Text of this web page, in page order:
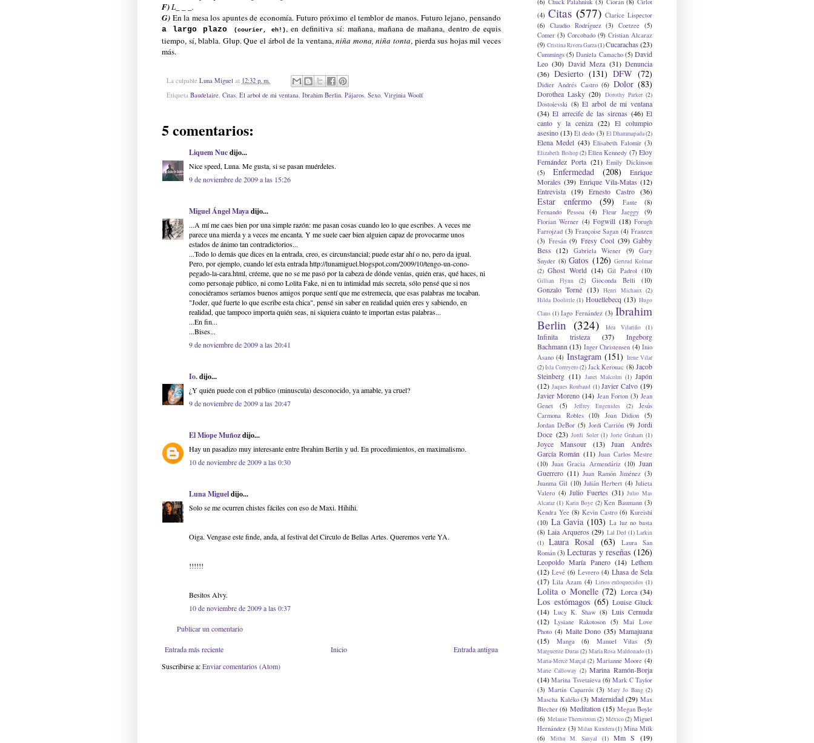
F)L_ _ _.
G) En la mesa los apuntes de economía. Futuro próximo el temblor de manos. Futuro lejano, pensando
a largo plazo (courier, eh!), en definitiva sí: mañana, mañana de mañana, dentro de equis
tiempo, sí, blabla. Glup. Que el árbol de la ventana,niña mona, niña tonta, pierda sus hojas mil veces
más.
La culpable Luna Miguel at 12:32 p. m.
Etiqueta Baudelaire, Citas, El arbol de mi ventana, Ibrahim Berlin, Pájaros, Sexo, Virginia Woolf
5 comentarios:
Liquem Nucdijo...
Nice speed, Luna. Me gusta, si se pasan muérdeles.
9 de noviembre de 2009 a las 15:26
Miguel Ángel Mayadijo...
...A mí me caes bien por una simple razón: me pasan cosas cuando leo lo que escribes. A veces me
parece una mierda y a veces me encanta. Y me suele caer bien alguien capaz de provocarme unos
estados de ánimo tan contradictorios...
...Todo lo demás que dices en la entrada, creo, es circunstancial; puede estar ahí o no, pero da igual.
Pero, por ejemplo, cuando leí esta entrada http://lunamiguel.blogspot.com/2009/10/tengo-un-cono-
pegado-la-cara.html, créeme, que no se me pasó por la cabeza de dónde venías, quién eras, qué haces, ni
como personaje público, ni como Lolita Fake, ni en tu intimidad más secreta, sólo pensé que si nos
conociéramos seríamos buenos amigos porque sentí que me estremecía, que esas palabras me tocaban.
"Joder, qué fuerte lo que escribe esta chica", pensé sin saber en realidad quién eres y sabiendo, en
realidad, que tampoco importa quién seas, ni siquiera cuánto te importan estas palabras...
...En fin...
...Bises...
9 de noviembre de 2009 a las 20:41
Io.dijo...
¿Y quién puede con el público (minuscula) desconocido, ya amable, ya cruel?
9 de noviembre de 2009 a las 20:47
El Miope Muñozdijo...
Hay un pasadizo muy interesante entre Ibrahim Berlín y ud. En procedimientos, en maximalismo.
10 de noviembre de 2009 a las 0:30
Luna Migueldijo...
Solo se me ocurren chistes fáciles con eso de Maxi. Hihihi.
Oiga. Vengase este finde, anda, al festival del Circulo de Bellas Artes. Queremos verte YA.
!!!!!!
Besitos Alvy.
10 de noviembre de 2009 a las 0:37
Publicar un comentario
Entrada más reciente Entrada antigua
Inicio
Suscribirse a:Enviar comentarios (Atom)
(4) Citas (577) Clarice Lispector
(6)
Claudio Rodríguez (3) Coetzee (5)
Comer (3) Corcobado (9) Cristian Alcaraz
(9) Cristina Rivera Garza(1)Cucarachas (23)
Cummings (5) Daniela Camacho (5) David
Leo (30) David Meza (31) Denuncia
(36) Desierto (131) DFW (72)
Didier Andrés Castro (6) Dolor (83)
Dorothea Lasky (20) Dorothy Parker (2)
Dostoievski (8) El arbol de mi ventana
(34) El arrecife de las sirenas (46) El
canto y la ceniza (22) El columpio
asesino(13) El dedo (3) El Dhammapada(2)
Elena Medel (43) Elisabeth Falomir (3)
Elizabeth Bishop(2) Ellen Kennedy (7) Eloy
Fernández Porta (21) Emily Dickinson
(5)
Enfermedad (208)
Enrique
Morales (39) Enrique Vila-Matas (12)
Entrevista (19) Ernesto Castro (36)
Estar enfermo (59) Fante
(8)
Fernando Pessoa
(4) Fleur Jaeggy
(9)
Florian Werner (4) Fogwill (18) Forugh
Farrojzad (3) Françoise Sagan (4) Franzen
(3) Fresán (9) Fresy Cool (39) Gabby
Bess (12) Gabriela Wiener (9)
Gary
Snyder (8) Gatos (126) Gertrud Kolmar
(2) Ghost World (14) Gil Padrol (10)
Gillian Flynn (2) Gioconda Belli (10)
Gonzalo Torné (13) Henri Michaux (2)
Hilda Doolittle (1) Houellebecq (13) Hugo
Claus (1) Iago Fernández (3) Ibrahim
Berlin (324) Idea Vilariño (1)
Infinita tristeza (37)
Ingeborg
Bachmann (13) Inger Christensen (4) Inio
Asano (4) Instagram (151) Irene Vilar
(2)Isla Correyero(2) Jack Kerouac (8) Jacob
Steinberg (11) Janet Malcolm (1) Japón
(12) Jaques Roubaud (1) Javier Calvo (19)
Javier Moreno (14) Jean Forton (3) Jean
Genet
(5) Jeffrey Eugenides (2)
Jesús
Carmona Robles
(10) Joan Didion
(5)
Jordan DeBor (5) Jordi Carrión (9) Jordi
Doce (23) Jordi Soler (1) Jorie Graham (1)
Joyce Mansour (13)
Juan Andrés
García Román (11) Juan Carlos Mestre
(10) Juan Gracia Armendáriz (10) Juan
Guerrero (11) Juan Ramón Jiménez (3)
Juanma Gil (10) Julián Herbert (4) Julieta
Valero (4) Julio Fuertes (31) Julio Mas
Alcaraz (1) Karin Boye (2) Ken Baumann (3)
Kendra Yee (8) Kevin Castro (6) Kureishi
(10) La Gavia (103) La luz no basta
(8) Laia Arqueros (29) Lal Ded (1) Larkin
(1)
Laura Rosal (63)
Laura San
Román (3) Lecturas y reseñas (126)
Leopoldo María Panero (14) Lethem
(12) Levé (6) Levrero (4) Lhasa de Sela
(17) Lila Azam (4) Lirios enloquecidos (1)
Lolita o Monelle (72) Lorca (34)
Los estómagos (65) Louise Gluck
(14) Lucy K. Shaw (8) Luis Cernuda
(12) Lysiane Rakotoson (5)
Mai Love
Photo (4) Maite Dono (35) Mamajuana
(15)
Manga (6) Manuel Vilas (5)
Marguerite Duras(2) María Rosa Maldonado(1)
Maria-Mercè Marçal (2) Marianne Moore (4)
Marie Calloway (2) Marina Ramón-Borja
(14) Marina Tsvetaieva (6) Mark C Taylor
(3) Martín Caparrós (3) Mary Jo Bang (2)
Mascha Kaléko (3) Maternidad (29) Max
Blecher (6) Meditation (15) Megan Boyle
(6) Melanie Thernstrom (2) México (2) Miguel
Hernández (3) Milan Kundera(1) Mina Milk
(6)
Mithu M. Sanyal (1) Mm S (19)